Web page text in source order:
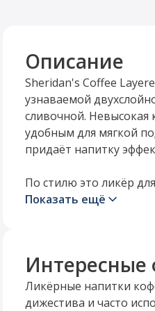
Описание
Sheridan's Coffee
узнаваемой
сливочной. Невысокая
удобным для мягкой
придаёт напитку
По стилю это ликёр
бархатистого вкуса.
Показать ещё
Интересные
Ликёрные напитки
дижестива и часто